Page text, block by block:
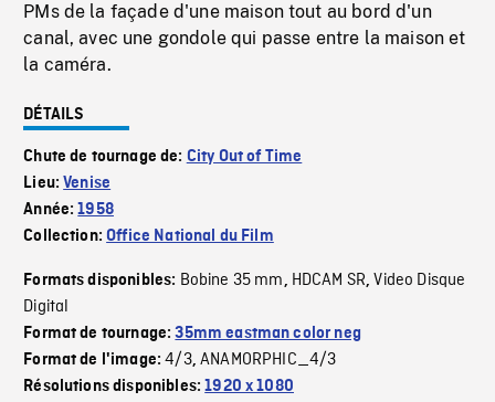
PMs de la façade d'une maison tout au bord d'un
canal, avec une gondole qui passe entre la maison et
la caméra.
DÉTAILS
Chute de tournage de: City Out of Time
Lieu:Venise
Année:1958
Collection:Office National du Film
Formats disponibles: Bobine 35 mm, HDCAM SR,Video Disque
Digital
Format de tournage:35mm eastman color neg
Format de l'image:4/3,ANAMORPHIC_4/3
Résolutions disponibles:1920 x 1080